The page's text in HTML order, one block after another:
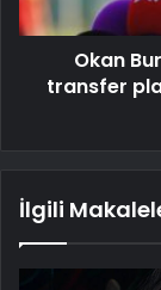
Okan
transfer
İlgili